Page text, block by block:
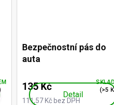
Bezpečnostní pás do
auta
111,57 Kč bez DPH
135 Kč
(>5
Detail